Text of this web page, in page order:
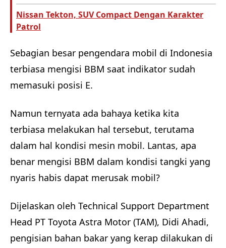
Nissan Tekton, SUV Compact Dengan Karakter
Patrol
Sebagian besar pengendara mobil di Indonesia
terbiasa mengisi BBM saat indikator sudah
memasuki posisi E.
Namun ternyata ada bahaya ketika kita
terbiasa melakukan hal tersebut, terutama
dalam hal kondisi mesin mobil. Lantas, apa
benar mengisi BBM dalam kondisi tangki yang
nyaris habis dapat merusak mobil?
Dijelaskan oleh Technical Support Department
Head PT Toyota Astra Motor (TAM), Didi Ahadi,
pengisian bahan bakar yang kerap dilakukan di